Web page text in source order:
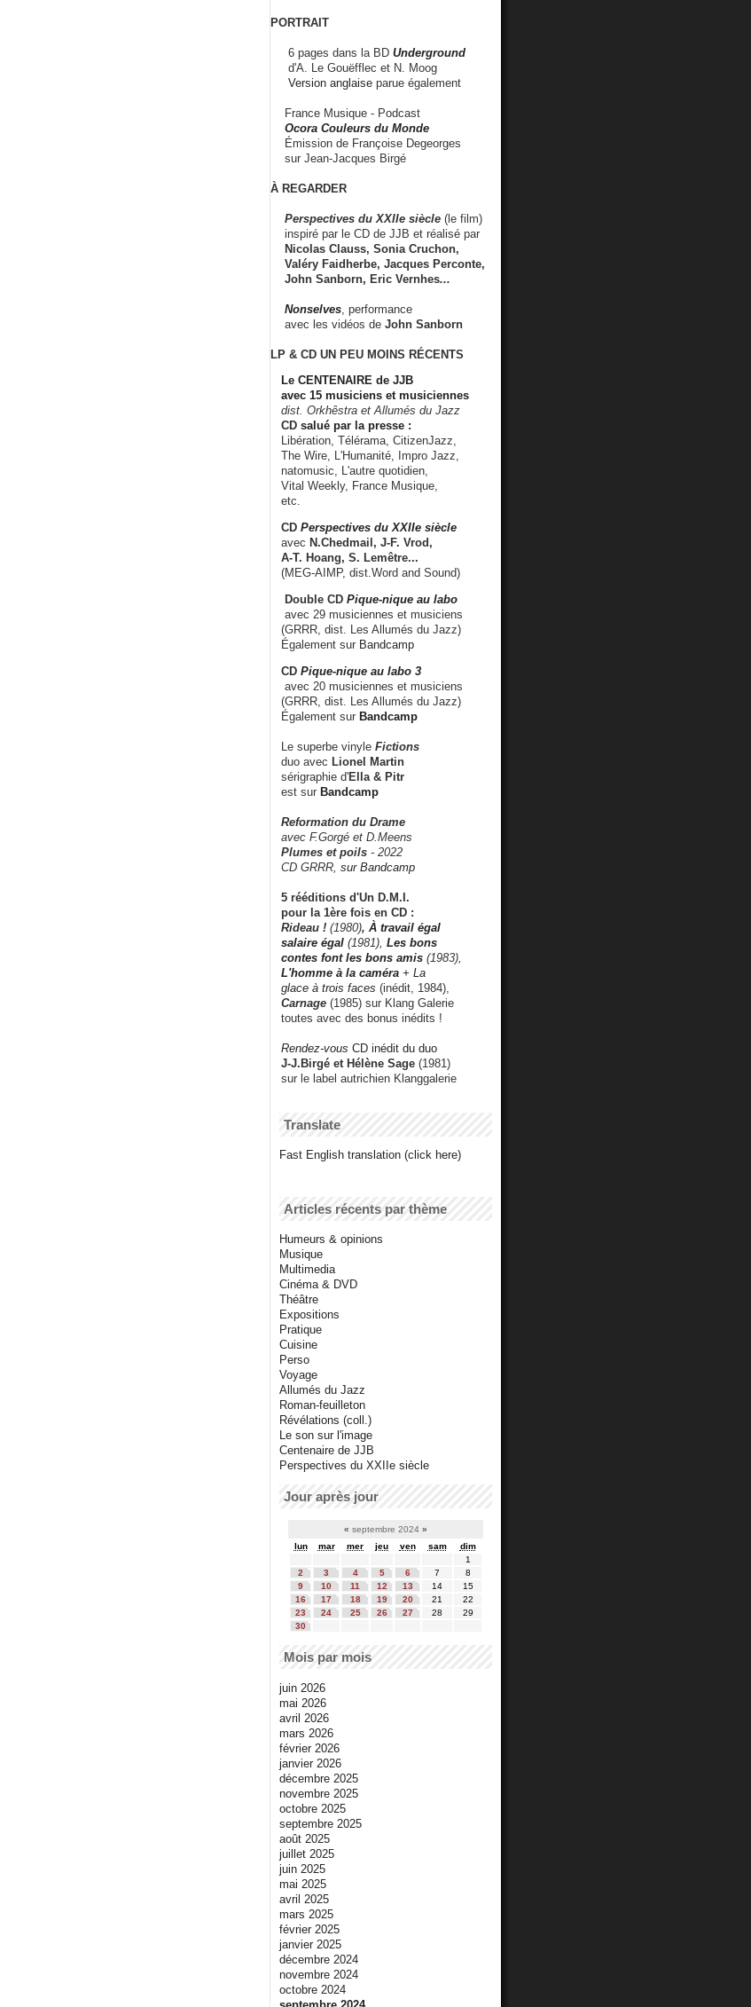
PORTRAIT
6 pages dans la BD Underground
d'A. Le Gouëfflec et N. Moog
Version anglaise parue également
France Musique - Podcast
Ocora Couleurs du Monde
Émission de Françoise Degeorges
sur Jean-Jacques Birgé
À REGARDER
Perspectives du XXIIe siècle (le film)
inspiré par le CD de JJB et réalisé par
Nicolas Clauss, Sonia Cruchon,
Valéry Faidherbe, Jacques Perconte,
John Sanborn, Eric Vernhes...
Nonselves , performance
avec les vidéos de John Sanborn
LP & CD UN PEU MOINS RÉCENTS
Le CENTENAIRE de JJB
avec 15 musiciens et musiciennes
dist. Orkhêstra et Allumés du Jazz
CD salué par la presse :
Libération, Télérama, CitizenJazz,
The Wire, L'Humanité, Impro Jazz,
natomusic, L'autre quotidien,
Vital Weekly, France Musique,
etc.
CD Perspectives du XXIIe siècle
avec N.Chedmail, J-F. Vrod,
A-T. Hoang, S. Lemêtre...
(MEG-AIMP, dist.Word and Sound)
Double CD Pique-nique au labo
avec 29 musiciennes et musiciens
(GRRR, dist. Les Allumés du Jazz)
Également sur Bandcamp
CD Pique-nique au labo 3
avec 20 musiciennes et musiciens
(GRRR, dist. Les Allumés du Jazz)
Également sur Bandcamp
Le superbe vinyle Fictions
duo avec Lionel Martin
sérigraphie d'Ella & Pitr
est sur Bandcamp
Reformation du Drame
avec F.Gorgé et D.Meens
Plumes et poils - 2022
CD GRRR, sur Bandcamp
5 rééditions d'Un D.M.I.
pour la 1ère fois en CD :
Rideau ! (1980), À travail égal
salaire égal (1981), Les bons
contes font les bons amis (1983),
L'homme à la caméra + La
glace à trois faces (inédit, 1984),
Carnage (1985) sur Klang Galerie
toutes avec des bonus inédits !
Rendez-vous CD inédit du duo
J-J.Birgé et Hélène Sage (1981)
sur le label autrichien Klanggalerie
Translate
Fast English translation (click here)
Articles récents par thème
Humeurs & opinions
Musique
Multimedia
Cinéma & DVD
Théâtre
Expositions
Pratique
Cuisine
Perso
Voyage
Allumés du Jazz
Roman-feuilleton
Révélations (coll.)
Le son sur l'image
Centenaire de JJB
Perspectives du XXIIe siècle
Jour après jour
« septembre 2024 »
lun
mar mer jeu ven sam
dim
1
2
3 4 5 6 7
8
9
10 11 12 13 14
15
16
17 18 19 20 21
22
23
24 25 26 27 28
29
30
Mois par mois
juin 2026
mai 2026
avril 2026
mars 2026
février 2026
janvier 2026
décembre 2025
novembre 2025
octobre 2025
septembre 2025
août 2025
juillet 2025
juin 2025
mai 2025
avril 2025
mars 2025
février 2025
janvier 2025
décembre 2024
novembre 2024
octobre 2024